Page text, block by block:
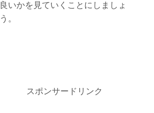
良いかを見ていくことにしましょ
う。
スポンサードリンク